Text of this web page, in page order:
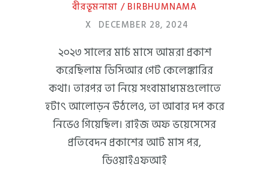
বীরভূমনামা / BIRBHUMNAMA
X DECEMBER 28, 2024
২০২৩ সালের মার্চ মাসে আমরা প্রকাশ
করেছিলাম ডিসিআর গেট কেলেঙ্কারির
কথা। তারপর তা নিয়ে সংবামাধ্যমগুলোতে
হটাৎ আলোড়ন উঠলেও, তা আবার দপ করে
নিভেও গিয়েছিল। রাইজ অফ ভয়েসেসের
প্রতিবেদন প্রকাশের আট মাস পর,
ডিওয়াইএফআই